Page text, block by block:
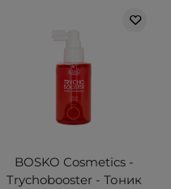
BOSKO Cosmetics -
Trychobooster - Тоник